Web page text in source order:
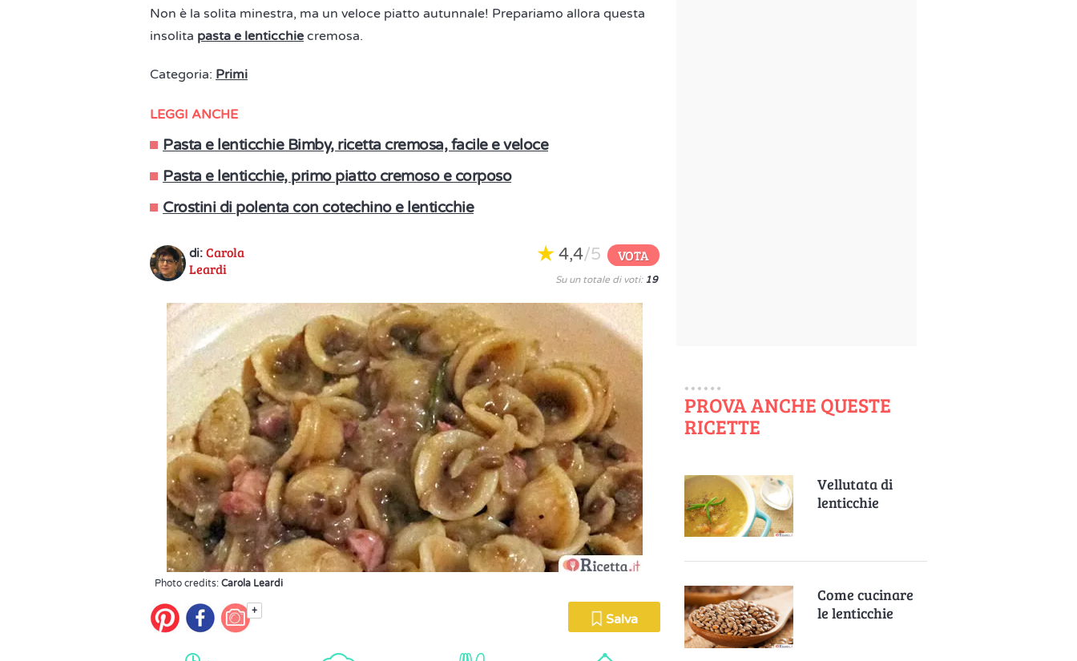
Non è la solita minestra, ma un veloce piatto autunnale! Prepariamo allora questa
insolita pasta e lenticchie cremosa.
Categoria: Primi
LEGGI ANCHE
Pasta e lenticchie Bimby, ricetta cremosa, facile e veloce
Pasta e lenticchie, primo piatto cremoso e corposo
Crostini di polenta con cotechino e lenticchie
di: Carola
Leardi
4,4/5 VOTA
Su un totale di voti: 19
Photo credits: Carola Leardi
+
Salva
PROVA ANCHE QUESTE
RICETTE
Vellutata di
lenticchie
Come cucinare
le lenticchie